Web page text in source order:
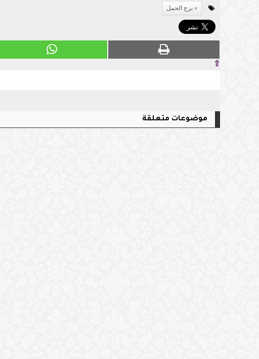
برج الحمل
⇧
موضوعات متعلقة